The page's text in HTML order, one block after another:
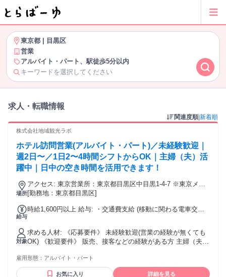
東京都
目黒区
営業
アルバイト・パート、駅徒歩5分以内
キーワードを選択してください
求人・転職情報
関連度順 新着順
株式会社地域観光ラボ
ホテル訪問営業(アルバイト・パート)／未経験歓迎｜
週2日〜／1日2〜4時間シフトからOK｜主婦（夫）活
躍中｜日中の空き時間を活用できます！
場所
アクセス: 東京営業所：東京都目黒区中目黒1-4-7 ※東京メト
ロ『中目黒駅』から徒歩5分
[勤務地：東京都目黒区]
給与
時給1,600円以上 給与: ・交通費支給 (移動に関わる電車交通
対象
求める人材: 《応募要件》 未経験歓迎(営業の経験が無くても
OK) 《歓迎要件》 販売、接客などの経験がある方 主婦（夫）
中の限られた時間で働きたい」など、 そんな方々も大歓迎！
柔軟なシフト調整が可能ですので、 少しでも気になったらぜ
雇用形態： アルバイト・パート
お気に入り 詳細を見る